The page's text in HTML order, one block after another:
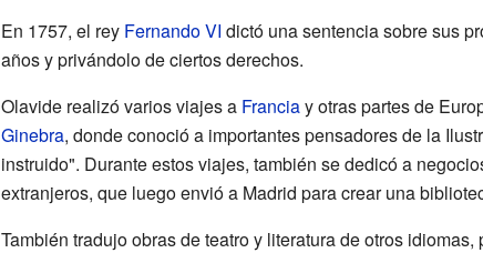
En 1757, el rey Fernando VI dictó una sentencia sobre sus
años y privándolo de ciertos derechos.
Olavide realizó varios viajes a Franciay otras partes de
Ginebra, donde conoció a importantes pensadores de la
instruido". Durante estos viajes, también se dedicó a
extranjeros, que luego envió a Madrid para crear una
También tradujo obras de teatro y literatura de otros